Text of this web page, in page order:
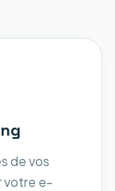
de vos
votre e-